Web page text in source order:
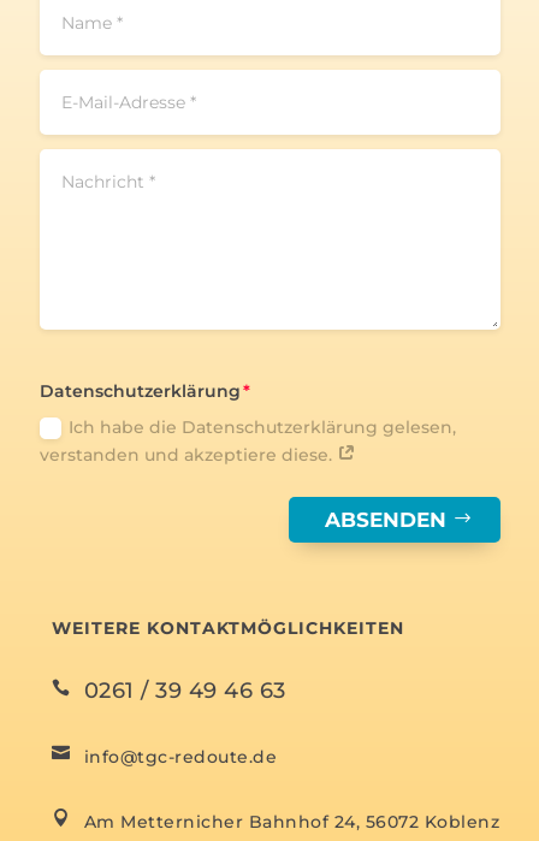
Datenschutzerklärung
Ich habe die Datenschutzerklärung gelesen,
verstanden und akzeptiere diese.
ABSENDEN
WEITERE KONTAKTMÖGLICHKEITEN
 0261 / 39 49 46 63
 info@tgc-redoute.de
 Am Metternicher Bahnhof 24, 56072 Koblenz